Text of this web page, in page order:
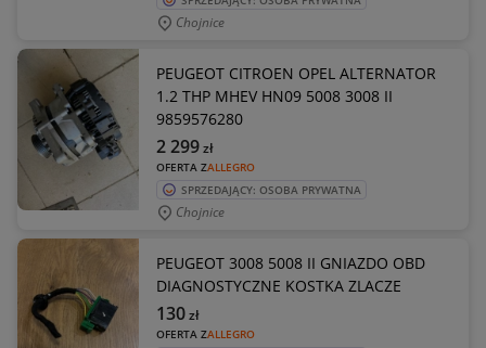
Chojnice
PEUGEOT CITROEN OPEL ALTERNATOR
1.2 THP MHEV HN09 5008 3008 II
9859576280
OFERTA ZALLEGRO
2 299zł
SPRZEDAJĄCY: OSOBA PRYWATNA
Chojnice
PEUGEOT 3008 5008 II GNIAZDO OBD
DIAGNOSTYCZNE KOSTKA ZLACZE
OFERTA ZALLEGRO
130zł